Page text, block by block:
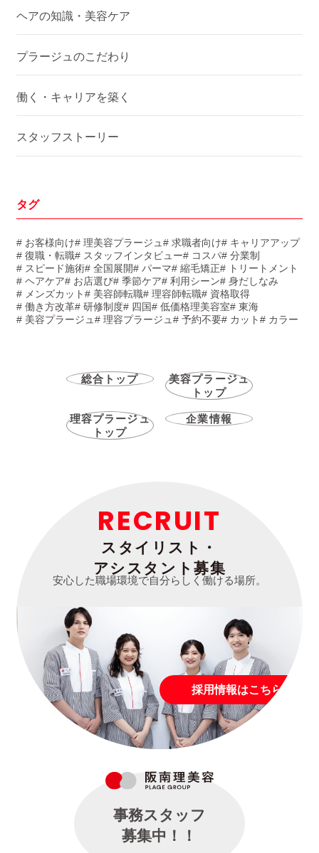
ヘアの知識・美容ケア
プラージュのこだわり
働く・キャリアを築く
スタッフストーリー
タグ
# お客様向け# 理美容プラージュ# 求職者向け# キャリアアップ
# 復職・転職# スタッフインタビュー# コスパ# 分業制
# スピード施術# 全国展開# パーマ# 縮毛矯正# トリートメント
# ヘアケア# お店選び# 季節ケア# 利用シーン# 身だしなみ
# メンズカット# 美容師転職# 理容師転職# 資格取得
# 働き方改革# 研修制度# 四国# 低価格理美容室# 東海
# 美容プラージュ# 理容プラージュ# 予約不要# カット# カラー
総合トップ
美容プラージュ
トップ
理容プラージュ
トップ
企業情報
RECRUIT
スタイリスト・
アシスタント募集
安心した職場環境で自分らしく働ける場所。
採用情報はこちら
事務スタッフ
募集中！！